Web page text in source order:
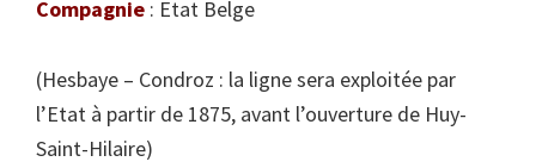
Compagnie : Etat Belge
(Hesbaye – Condroz : la ligne sera exploitée par
l’Etat à partir de 1875, avant l’ouverture de Huy-
Saint-Hilaire)